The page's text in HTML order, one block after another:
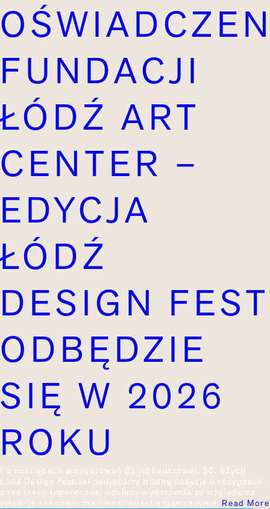
FUNDACJI
ŁÓDŹ ART
CENTER –
EDYCJA
ŁÓDŹ
DESIGN
ODBĘDZIE
SIĘ W 2026
ROKU
Po miesiącach przygotowań do jubileuszowej, 20. edycji
Łódź Design Festival podjęliśmy trudną decyzję o rezygnacji
z realizacji tegorocznej odsłony wydarzenia ze względu na
sytuację ekonomiczną i możliwości organizacyjne. Read More